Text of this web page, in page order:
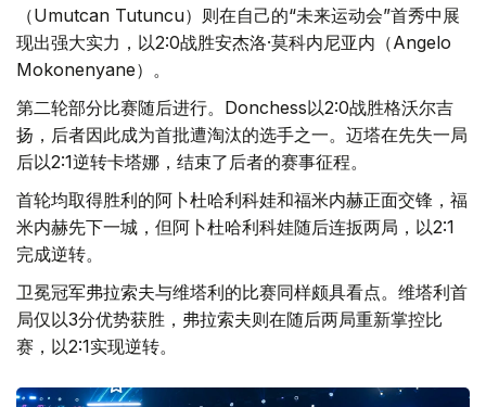
（Umutcan Tutuncu）则在自己的“未来运动会”首秀中展
现出强大实力，以2:0战胜安杰洛·莫科内尼亚内（Angelo
Mokonenyane）。
第二轮部分比赛随后进行。Donchess以2:0战胜格沃尔吉
扬，后者因此成为首批遭淘汰的选手之一。迈塔在先失一局
后以2:1逆转卡塔娜，结束了后者的赛事征程。
首轮均取得胜利的阿卜杜哈利科娃和福米内赫正面交锋，福
米内赫先下一城，但阿卜杜哈利科娃随后连扳两局，以2:1
完成逆转。
卫冕冠军弗拉索夫与维塔利的比赛同样颇具看点。维塔利首
局仅以3分优势获胜，弗拉索夫则在随后两局重新掌控比
赛，以2:1实现逆转。